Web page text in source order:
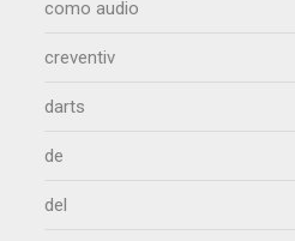
como audio
creventiv
darts
de
del